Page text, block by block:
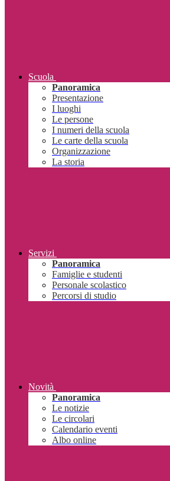
Scuola
Panoramica
Presentazione
I luoghi
Le persone
I numeri della scuola
Le carte della scuola
Organizzazione
La storia
Servizi
Panoramica
Famiglie e studenti
Personale scolastico
Percorsi di studio
Novità
Panoramica
Le notizie
Le circolari
Calendario eventi
Albo online